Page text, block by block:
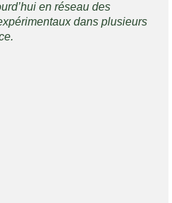
en réseau des
dans plusieurs